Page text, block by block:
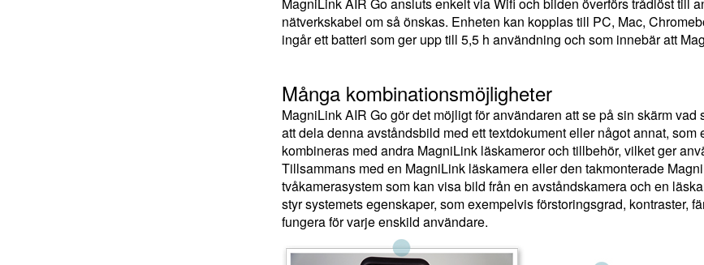
nätverkskabel om så önskas. Enheten kan kopplas till PC, Mac,
ingår ett batteri som ger upp till 5,5 h användning och som innebär att
Många kombinationsmöjligheter
MagniLink AIR Go gör det möjligt för användaren att se på sin skärm
att dela denna avståndsbild med ett textdokument eller något annat,
kombineras med andra MagniLink läskameror och tillbehör, vilket ger
Tillsammans med en MagniLink läskamera eller den takmonterade
tvåkamerasystem som kan visa bild från en avståndskamera och en
styr systemets egenskaper, som exempelvis förstoringsgrad, kontraster,
fungera för varje enskild användare.